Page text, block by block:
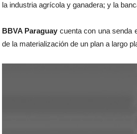
la industria agrícola y ganadera; y la
BBVA Paraguay cuenta con una senda
de la materialización de un plan a largo